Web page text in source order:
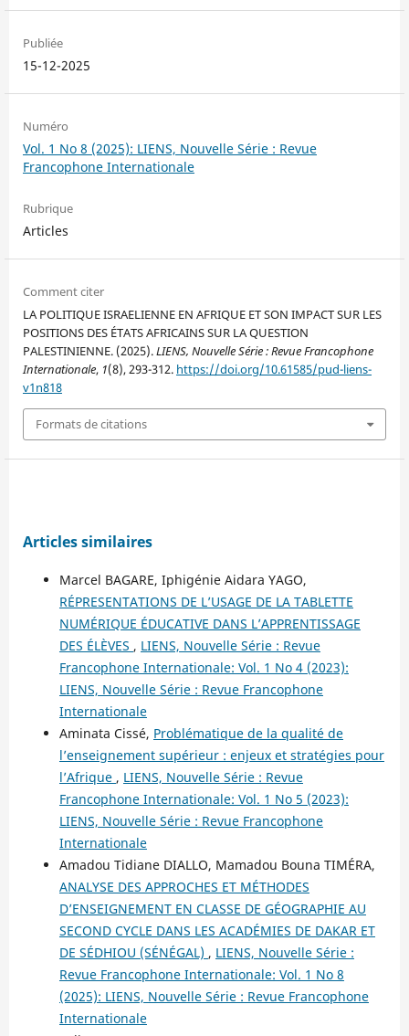
Publiée
15-12-2025
Numéro
Vol. 1 No 8 (2025): LIENS, Nouvelle Série : Revue
Francophone Internationale
Rubrique
Articles
Comment citer
LA POLITIQUE ISRAELIENNE EN AFRIQUE ET SON IMPACT SUR LES
POSITIONS DES ÉTATS AFRICAINS SUR LA QUESTION
PALESTINIENNE. (2025).LIENS, Nouvelle Série : Revue Francophone
Internationale, 1(8), 293-312. https://doi.org/10.61585/pud-liens-
v1n818
Formats de citations
Articles similaires
Marcel BAGARE, Iphigénie Aidara YAGO,
RÉPRESENTATIONS DE L’USAGE DE LA TABLETTE
NUMÉRIQUE ÉDUCATIVE DANS L’APPRENTISSAGE
DES ÉLÈVES , LIENS, Nouvelle Série : Revue
Francophone Internationale: Vol. 1 No 4 (2023):
LIENS, Nouvelle Série : Revue Francophone
Internationale
Aminata Cissé, Problématique de la qualité de
l’enseignement supérieur : enjeux et stratégies pour
l’Afrique , LIENS, Nouvelle Série : Revue
Francophone Internationale: Vol. 1 No 5 (2023):
LIENS, Nouvelle Série : Revue Francophone
Internationale
Amadou Tidiane DIALLO, Mamadou Bouna TIMÉRA,
ANALYSE DES APPROCHES ET MÉTHODES
D’ENSEIGNEMENT EN CLASSE DE GÉOGRAPHIE AU
SECOND CYCLE DANS LES ACADÉMIES DE DAKAR ET
DE SÉDHIOU (SÉNÉGAL) , LIENS, Nouvelle Série :
Revue Francophone Internationale: Vol. 1 No 8
(2025): LIENS, Nouvelle Série : Revue Francophone
Internationale